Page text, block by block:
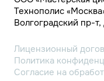
Технополис
Волгоградский пр-
Лицензионный
Политика
Согласие на